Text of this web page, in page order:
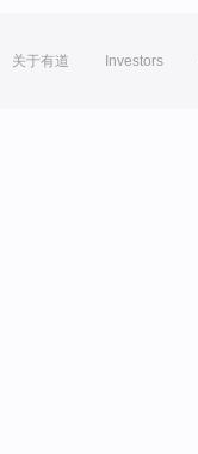
关于有道 Investors